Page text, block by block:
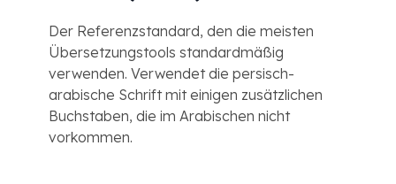
Der Referenzstandard, den die meisten
Übersetzungstools standardmäßig
verwenden. Verwendet die persisch-
arabische Schrift mit einigen zusätzlichen
Buchstaben, die im Arabischen nicht
vorkommen.